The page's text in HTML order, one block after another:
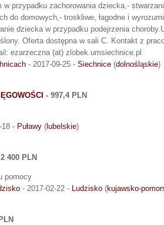
przypadku zachorowania dziecka,-
do domowych,- troskliwe, łagodne i
dziecka w przypadku podejrzenia
Oferta dostępna w sali C. Kontakt z
ezarzeczna (at) zlobek.umsiechnice.pl
- 2017-09-25 - Siechnice (dolnośląskie)
- 997,4 PLN
18 - Puławy ( lubelskie)
400 PLN
pomocy
- 2017-02-22 - Ludzisko (kujawsko-